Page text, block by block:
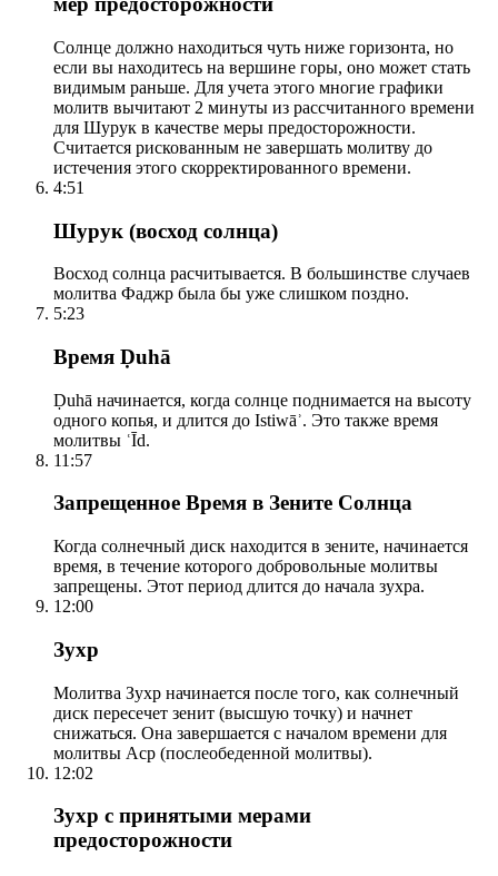
Солнце должно находиться чуть ниже горизонта, но
если вы находитесь на вершине горы, оно может стать
видимым раньше. Для учета этого многие графики
молитв вычитают 2 минуты из рассчитанного времени
для Шурук в качестве меры предосторожности.
Считается рискованным не завершать молитву до
истечения этого скорректированного времени.
4:51
Шурук (восход солнца)
Восход солнца расчитывается. В большинстве случаев
молитва Фаджр была бы уже слишком поздно.
5:23
Время Ḍuhā
Ḍuhā начинается, когда солнце поднимается на высоту
одного копья, и длится до Istiwāʾ. Это также время
молитвы ʿĪd.
11:57
Запрещенное Время в Зените Солнца
Когда солнечный диск находится в зените, начинается
время, в течение которого добровольные молитвы
запрещены. Этот период длится до начала зухра.
12:00
Зухр
Молитва Зухр начинается после того, как солнечный
диск пересечет зенит (высшую точку) и начнет
снижаться. Она завершается с началом времени для
молитвы Аср (послеобеденной молитвы).
12:02
Зухр с принятыми мерами
предосторожности